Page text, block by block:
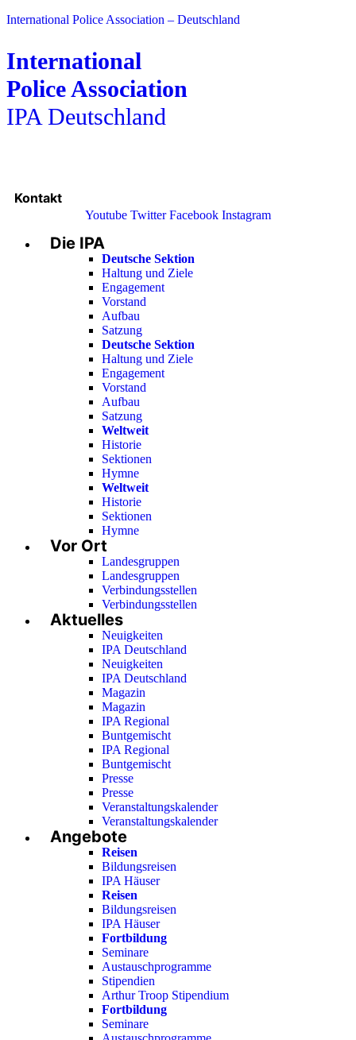
International Police Association – Deutschland
International
Police Association
IPA Deutschland
Kontakt
Youtube Twitter Facebook Instagram
Menu
Die IPA
Deutsche Sektion
Haltung und Ziele
Engagement
Vorstand
Aufbau
Satzung
Deutsche Sektion
Haltung und Ziele
Engagement
Vorstand
Aufbau
Satzung
Weltweit
Historie
Sektionen
Hymne
Weltweit
Historie
Sektionen
Hymne
Vor Ort
Landesgruppen
Landesgruppen
Verbindungsstellen
Verbindungsstellen
Aktuelles
Neuigkeiten
IPA Deutschland
Neuigkeiten
IPA Deutschland
Magazin
Magazin
IPA Regional
Buntgemischt
IPA Regional
Buntgemischt
Presse
Presse
Veranstaltungskalender
Veranstaltungskalender
Angebote
Reisen
Bildungsreisen
IPA Häuser
Reisen
Bildungsreisen
IPA Häuser
Fortbildung
Seminare
Austauschprogramme
Stipendien
Arthur Troop Stipendium
Fortbildung
Seminare